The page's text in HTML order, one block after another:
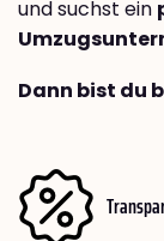
und suchst ein
Dann bist du